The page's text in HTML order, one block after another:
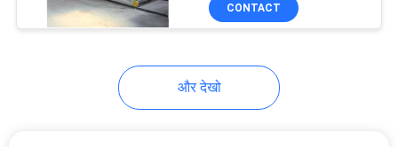
प्रयोगशाला मशीनरी
CONTACT
और देखो